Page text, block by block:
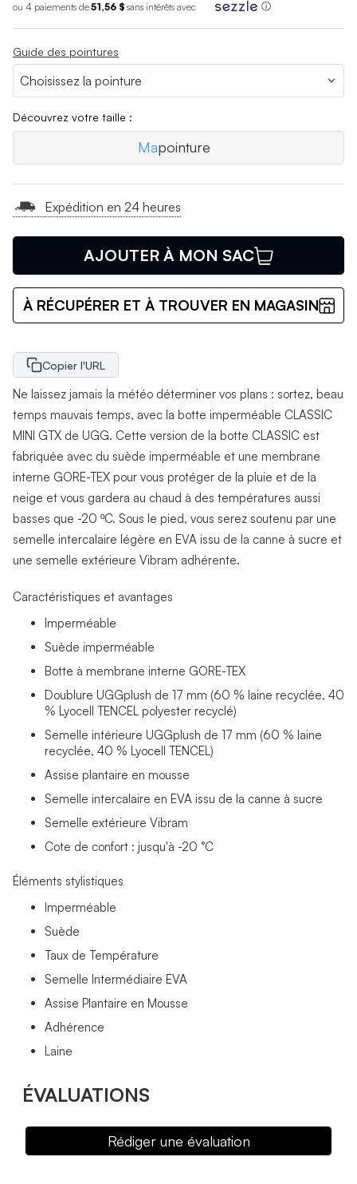
ou 4 paiements de51,56 $ sans intérêts avec ⓘ
Guide des pointures
Découvrez votre taille :
Mapointure
Expédition en 24 heures
AJOUTER À MON SAC
À RÉCUPÉRER ET À TROUVER EN MAGASIN
Copier l'URL
Ne laissez jamais la météo déterminer vos plans : sortez, beau
temps mauvais temps, avec la botte imperméable CLASSIC
MINI GTX de UGG. Cette version de la botte CLASSIC est
fabriquée avec du suède imperméable et une membrane
interne GORE-TEX pour vous protéger de la pluie et de la
neige et vous gardera au chaud à des températures aussi
basses que -20 ºC. Sous le pied, vous serez soutenu par une
semelle intercalaire légère en EVA issu de la canne à sucre et
une semelle extérieure Vibram adhérente.
Caractéristiques et avantages
Imperméable
Suède imperméable
Botte à membrane interne GORE-TEX
Doublure UGGplush de 17 mm (60 % laine recyclée, 40
% Lyocell TENCEL polyester recyclé)
Semelle intérieure UGGplush de 17 mm (60 % laine
recyclée, 40 % Lyocell TENCEL)
Assise plantaire en mousse
Semelle intercalaire en EVA issu de la canne à sucre
Semelle extérieure Vibram
Cote de confort : jusqu'à -20 °C
Éléments stylistiques
Imperméable
Suède
Taux de Température
Semelle Intermédiaire EVA
Assise Plantaire en Mousse
Adhérence
Laine
ÉVALUATIONS
Rédiger une évaluation